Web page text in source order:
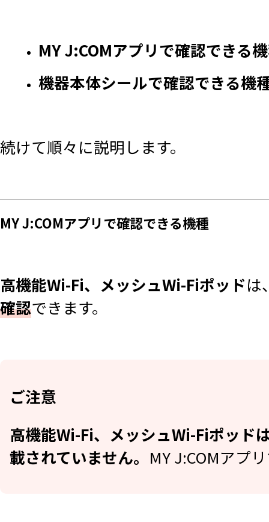
MY J:COMアプリで確認できる
機器本体シールで確認できる機
続けて順々に説明します。
​MY J:COMアプリで確認できる機種
高機能Wi-Fi、メッシュWi-Fiポッドは
確認できます。
ご注意
高機能Wi-Fi、メッシュWi-Fiポッド
載されていません。 MY J:COMアプ